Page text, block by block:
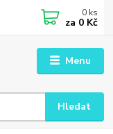
Menu
Hledat
0 ks
za 0 Kč